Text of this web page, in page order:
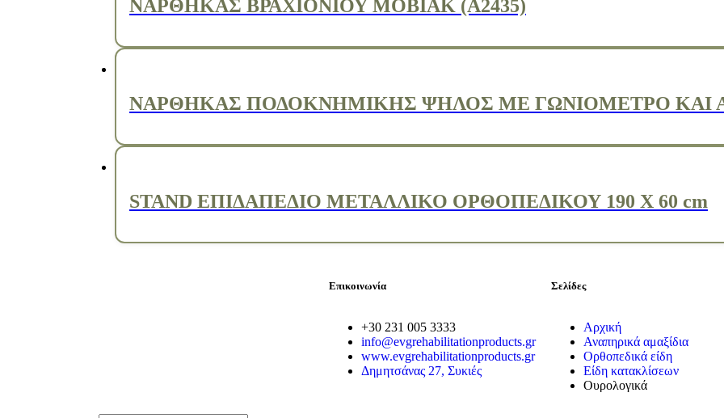
ΝΑΡΘΗΚΑΣ ΒΡΑΧΙΟΝΙΟΥ MOBIAK (A2435)
ΝΑΡΘΗΚΑΣ ΠΟΔΟΚΝΗΜΙΚΗΣ ΨΗΛΟΣ ΜΕ ΓΩΝΙΟΜΕΤΡΟ ΚΑΙ
STAND ΕΠΙΔΑΠΕΔΙΟ ΜΕΤΑΛΛΙΚΟ ΟΡΘΟΠΕΔΙΚΟΥ 190 X 60 cm
Επικοινωνία
+30 231 005 3333
info@evgrehabilitationproducts.gr
www.evgrehabilitationproducts.gr
Δημητσάνας 27, Συκιές
Σελίδες
Αρχική
Αναπηρικά αμαξίδια
Ορθοπεδικά είδη
Είδη κατακλίσεων
Ουρολογικά